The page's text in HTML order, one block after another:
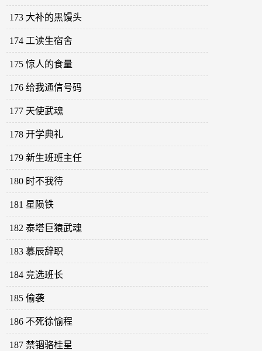
173 大补的黑馒头
174 工读生宿舍
175 惊人的食量
176 给我通信号码
177 天使武魂
178 开学典礼
179 新生班班主任
180 时不我待
181 星陨铁
182 泰塔巨猿武魂
183 慕辰辞职
184 竞选班长
185 偷袭
186 不死徐愉程
187 禁锢骆桂星